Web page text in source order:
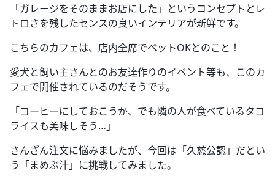
「ガレージをそのままお店にした」というコンセプトとレ
トロさを残したセンスの良いインテリアが新鮮です。
こちらのカフェは、店内全席でペットOKとのこと！
愛犬と飼い主さんとのお友達作りのイベント等も、このカ
フェで開催されているのだそうです。
「コーヒーにしておこうか、でも隣の人が食べているタコ
ライスも美味しそう…」
さんざん注文に悩みましたが、今回は「久慈公認」だとい
う「まめぶ汁」に挑戦してみました。